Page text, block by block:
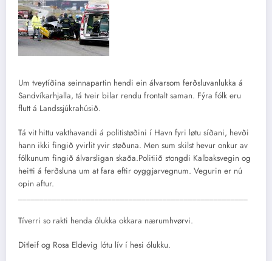
Um tveytíðina seinnapartin hendi ein álvarsom ferðsluvanlukka á
Sandvíkarhjalla, tá tveir bilar rendu frontalt saman. Fýra fólk eru
flutt á Landssjúkrahúsið.
Tá vit hittu vakthavandi á politistøðini í Havn fyri løtu síðani, hevði
hann ikki fingið yvirlit yvir støðuna. Men sum skilst hevur onkur av
fólkunum fingið álvarsligan skaða.Politiið stongdi Kalbaksvegin og
heitti á ferðsluna um at fara eftir oyggjarvegnum. Vegurin er nú
opin aftur.
Tíverri so rakti henda ólukka okkara nærumhvørvi.
Ditleif og Rosa Eldevig lótu lív í hesi ólukku.